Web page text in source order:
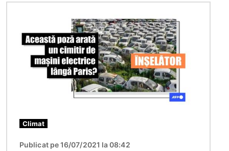
Climat
Publicat pe 16/07/2021 la 08:42